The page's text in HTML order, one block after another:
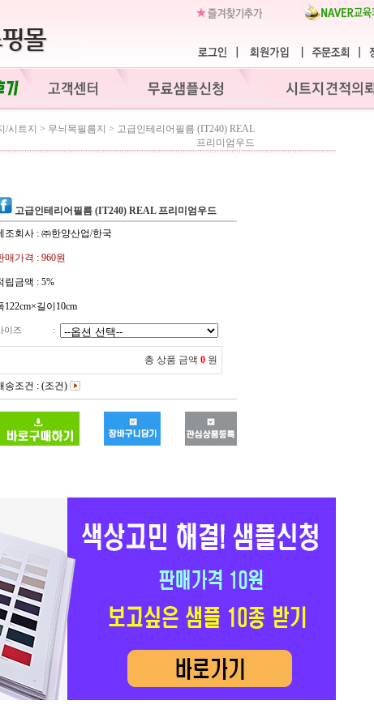
/시트지 > 무늬목필름지 > 고급인테리어필름 (IT240) REAL
프리미엄우드
고급인테리어필름 (IT240) REAL 프리미엄우드
조회사 : ㈜한양산업/한국
매가격 : 960원
립금액 : 5%
122cm×길이10cm
이즈 :
총 상품 금액 0 원
송조건 : (조건)